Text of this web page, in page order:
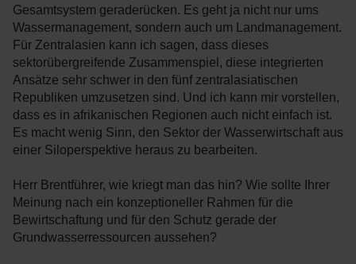
Gesamtsystem geraderücken. Es geht ja nicht nur ums
Wassermanagement, sondern auch um Landmanagement.
Für Zentralasien kann ich sagen, dass dieses
sektorübergreifende Zusammenspiel, diese integrierten
Ansätze sehr schwer in den fünf zentralasiatischen
Republiken umzusetzen sind. Und ich kann mir vorstellen,
dass es in afrikanischen Regionen auch nicht einfach ist.
Es macht wenig Sinn, den Sektor der Wasserwirtschaft aus
einer Siloperspektive heraus zu bearbeiten.
Herr Brentführer, wie kriegt man das hin? Wie sollte Ihrer
Meinung nach ein konzeptioneller Rahmen für die
Bewirtschaftung und für den Schutz gerade der
Grundwasserressourcen aussehen?